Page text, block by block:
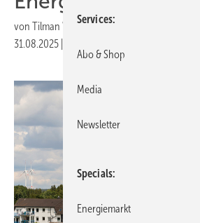
von Tilman Weber
31.08.2025
Services
Abo & Shop
Media
Newsletter
Specials
Energiemarkt